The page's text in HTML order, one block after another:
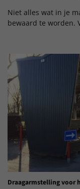
Niet alles wat in je
bewaard te worden.
Draagarmstelling voor